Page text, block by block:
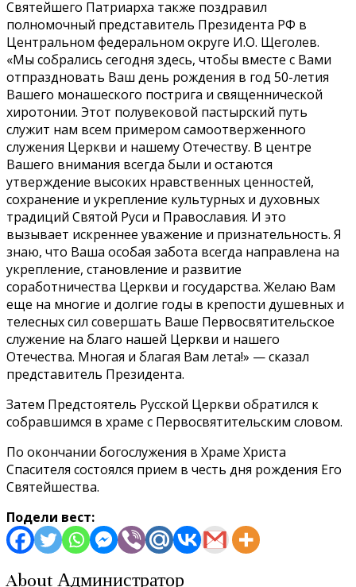
Святейшего Патриарха также поздравил
полномочный представитель Президента РФ в
Центральном федеральном округе И.О. Щеголев.
«Мы собрались сегодня здесь, чтобы вместе с Вами
отпраздновать Ваш день рождения в год 50-летия
Вашего монашеского пострига и священнической
хиротонии. Этот полувековой пастырский путь
служит нам всем примером самоотверженного
служения Церкви и нашему Отечеству. В центре
Вашего внимания всегда были и остаются
утверждение высоких нравственных ценностей,
сохранение и укрепление культурных и духовных
традиций Святой Руси и Православия. И это
вызывает искреннее уважение и признательность. Я
знаю, что Ваша особая забота всегда направлена на
укрепление, становление и развитие
соработничества Церкви и государства. Желаю Вам
еще на многие и долгие годы в крепости душевных и
телесных сил совершать Ваше Первосвятительское
служение на благо нашей Церкви и нашего
Отечества. Многая и благая Вам лета!» — сказал
представитель Президента.
Затем Предстоятель Русской Церкви обратился к
собравшимся в храме с Первосвятительским словом.
По окончании богослужения в Храме Христа
Спасителя состоялся прием в честь дня рождения Его
Святейшества.
Подели вест:
About Администратор